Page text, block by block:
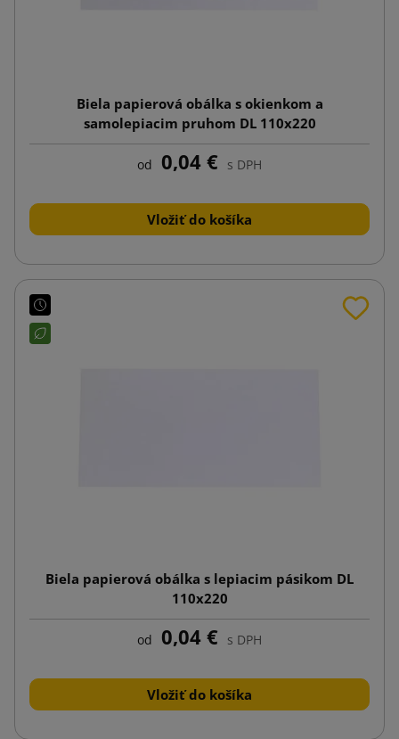
Biela papierová obálka s okienkom a
samolepiacim pruhom DL 110x220
od 0,04 € s DPH
Vložiť do košíka
Biela papierová obálka s lepiacim pásikom DL
110x220
od 0,04 € s DPH
Vložiť do košíka